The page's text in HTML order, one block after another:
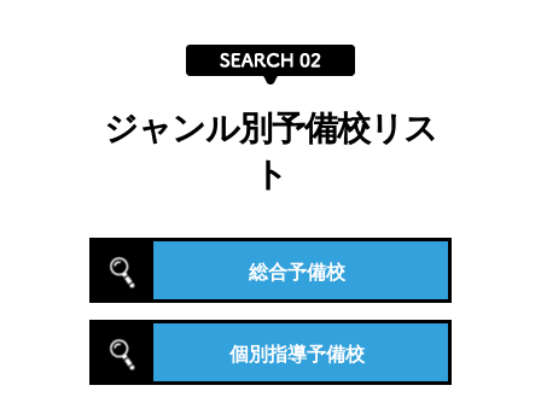
ジャンル別予備校リス
ト
総合予備校
個別指導予備校